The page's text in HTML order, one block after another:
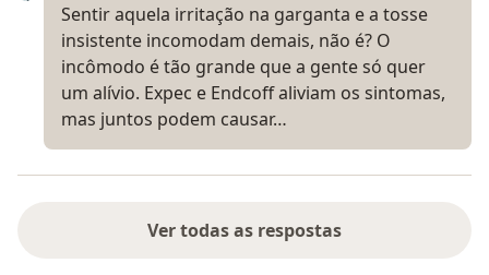
Sentir aquela irritação na garganta e a tosse
insistente incomodam demais, não é? O
incômodo é tão grande que a gente só quer
um alívio. Expec e Endcoff aliviam os sintomas,
mas juntos podem causar…
Ver todas as respostas